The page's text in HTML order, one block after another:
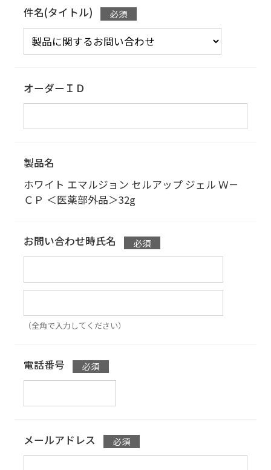
件名(タイトル)
オーダーＩＤ
製品名
ホワイト エマルジョン セルアップ ジェル Ｗ－
ＣＰ ＜医薬部外品＞32g
お問い合わせ時氏名
（全角で入力してください）
電話番号
メールアドレス